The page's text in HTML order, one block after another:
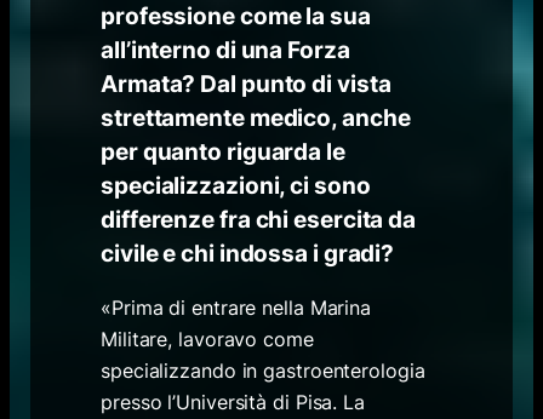
professione come la sua
all’interno di una Forza
Armata? Dal punto di vista
strettamente medico, anche
per quanto riguarda le
specializzazioni, ci sono
differenze fra chi esercita da
civile e chi indossa i gradi?
«Prima di entrare nella Marina
Militare, lavoravo come
specializzando in gastroenterologia
presso l’Università di Pisa. La